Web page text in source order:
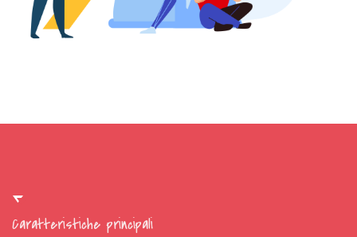
Caratteristiche principali